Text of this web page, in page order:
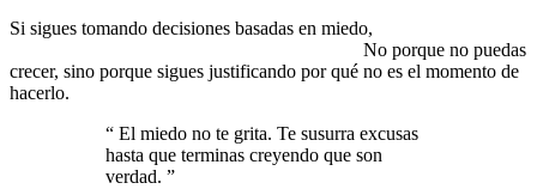
Si sigues tomando decisiones basadas en miedo,
No porque no puedas
crecer, sino porque sigues justificando por qué no es el momento de
hacerlo.
“ El miedo no te grita. Te susurra excusas
hasta que terminas creyendo que son
verdad. ”